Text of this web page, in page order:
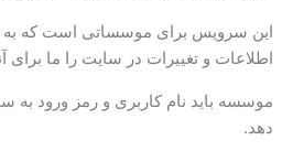
این سرویس برای موسساتی است که به
اطلاعات و تغییرات در سایت را ما برای
موسسه باید نام کاربری و رمز ورود به
دهد.